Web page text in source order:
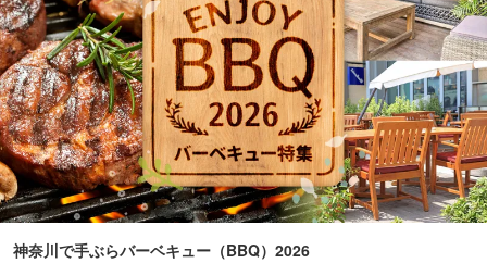
神奈川で手ぶらバーベキュー（BBQ）2026